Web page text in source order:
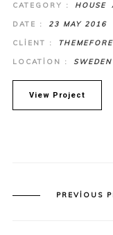
CATEGORY : HOUSE
DATE : 23 MAY 2016
CLIENT :
LOCATION :
View Project
PREVIOUS